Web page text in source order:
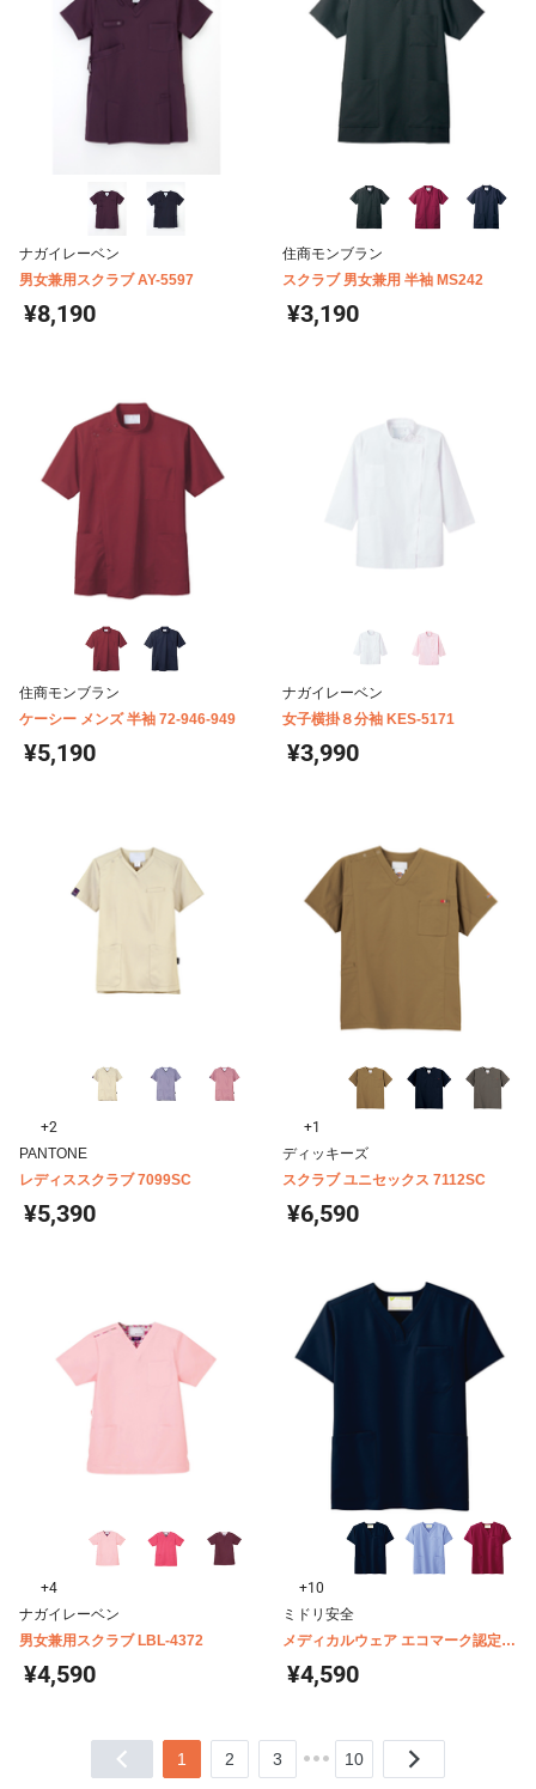
ナガイレーベン
男女兼用スクラブ AY-5597
¥8,190
住商モンブラン
スクラブ 男女兼用 半袖 MS242
¥3,190
住商モンブラン
ケーシー メンズ 半袖 72-946-949
¥5,190
ナガイレーベン
女子横掛８分袖 KES-5171
¥3,990
+2
PANTONE
レディススクラブ 7099SC
¥5,390
+1
ディッキーズ
スクラブ ユニセックス 7112SC
¥6,590
+4
ナガイレーベン
男女兼用スクラブ LBL-4372
¥4,590
+10
ミドリ安全
メディカルウェア エコマーク認定
VEM1000シリーズ スクラブ
¥4,590
1 2 3 10